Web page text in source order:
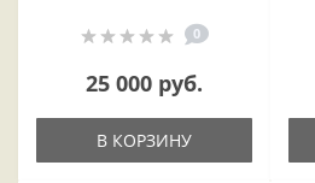
0
25 000 руб.
В КОРЗИНУ